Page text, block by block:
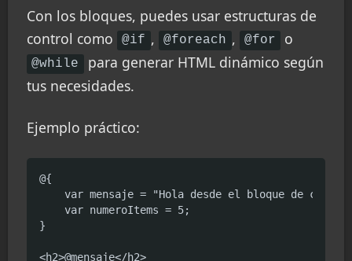
Con los bloques, puedes usar estructuras de
control como
@if , @foreach , @for o
@while
para generar HTML dinámico según
tus necesidades.
Ejemplo práctico:
@{
var mensaje = "Hola desde el bloque de
    var numeroItems = 5;
}
<h2>@mensaje</h2>